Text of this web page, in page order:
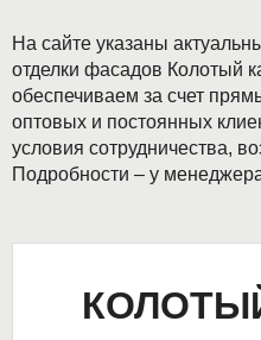
На сайте указаны
отделки фасадов Колотый
обеспечиваем за счет
оптовых и постоянных
условия сотрудничества,
Подробности – у